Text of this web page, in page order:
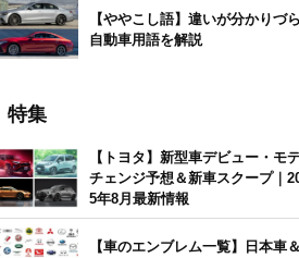
【ややこし語】違いが分かりづ
自動車用語を解説
特集
【トヨタ】新型車デビュー・モ
チェンジ予想＆新車スクープ｜
5年8月最新情報
【車のエンブレム一覧】日本車